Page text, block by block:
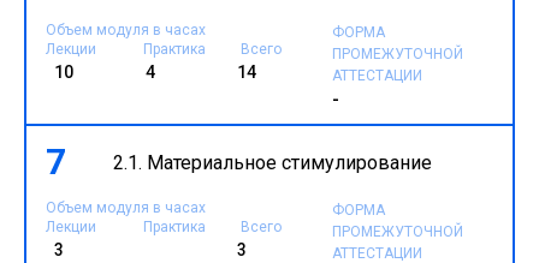
Объем модуля в часах
Лекции
Практика Всего
10 4 14
ФОРМА
ПРОМЕЖУТОЧНОЙ
АТТЕСТАЦИИ
-
7 2.1. Материальное стимулирование
Объем модуля в часах
Лекции
Практика Всего
3 3
ФОРМА
ПРОМЕЖУТОЧНОЙ
АТТЕСТАЦИИ